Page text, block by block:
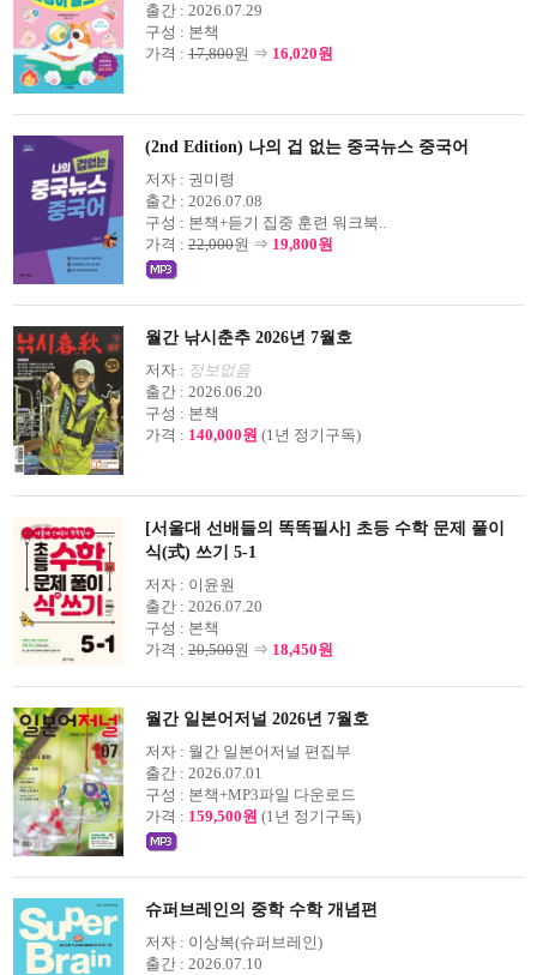
출간 : 2026.07.29
구성 : 본책
가격 : 17,800원 ⇒ 16,020원
(2nd Edition) 나의 겁 없는 중국뉴스 중국어
저자 : 권미령
출간 : 2026.07.08
구성 : 본책+듣기 집중 훈련 워크북..
가격 : 22,000원 ⇒ 19,800원
월간 낚시춘추 2026년 7월호
저자 : 정보없음
출간 : 2026.06.20
구성 : 본책
가격 : 140,000원 (1년 정기구독)
[서울대 선배들의 똑똑필사] 초등 수학 문제 풀이
식(式) 쓰기 5-1
저자 : 이윤원
출간 : 2026.07.20
구성 : 본책
가격 : 20,500원 ⇒ 18,450원
월간 일본어저널 2026년 7월호
저자 : 월간 일본어저널 편집부
출간 : 2026.07.01
구성 : 본책+MP3파일 다운로드
가격 : 159,500원 (1년 정기구독)
슈퍼브레인의 중학 수학 개념편
저자 : 이상복(슈퍼브레인)
출간 : 2026.07.10